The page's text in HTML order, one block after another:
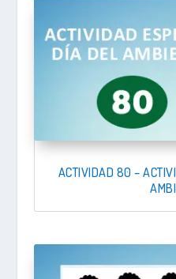
ACTIVIDAD 80 –